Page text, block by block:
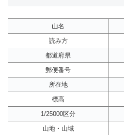
山名
読み方
都道府県
郵便番号
所在地
標高
1/25000区分
山地・山域